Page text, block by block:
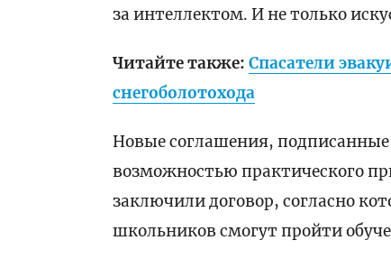
за интеллектом. И не только
Читайте также:Спасатели
снегоболотохода
Новые соглашения, подписанные
возможностью практического
заключили договор, согласно
школьников смогут пройти